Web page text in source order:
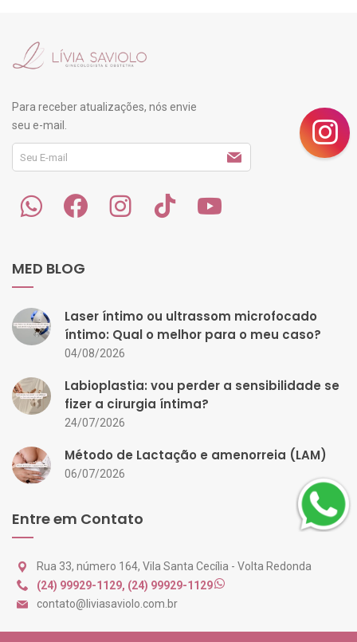
Para receber atualizações, nós envie
seu e-mail.
MED BLOG
Laser íntimo ou ultrassom microfocado
íntimo: Qual o melhor para o meu caso?
04/08/2026
Labioplastia: vou perder a sensibilidade se
fizer a cirurgia íntima?
24/07/2026
Método de Lactação e amenorreia (LAM)
06/07/2026
Entre em Contato
Rua 33, número 164, Vila Santa Cecília - Volta Redonda
(24) 99929-1129, (24) 99929-1129
contato@liviasaviolo.com.br